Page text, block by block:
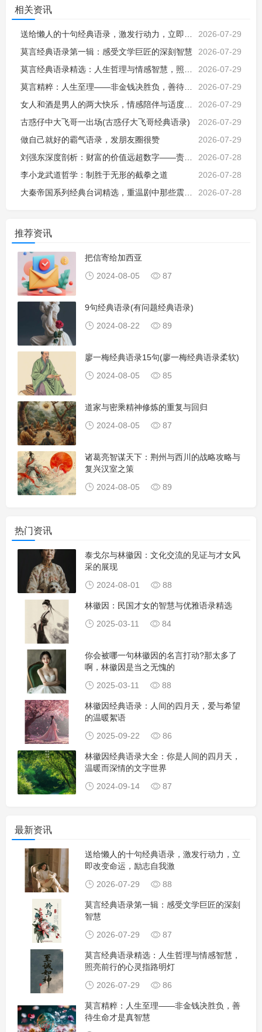
相关资讯
2026-07-29
2026-07-29
莫言经典语录第一辑：感受文学巨匠的深刻智慧
2026-07-29
2026-07-29
2026-07-29
2026-07-29
古惑仔中大飞哥一出场(古惑仔大飞哥经典语录)
2026-07-29
做自己就好的霸气语录，发朋友圈很赞
2026-07-28
2026-07-28
李小龙武道哲学：制胜于无形的截拳之道
2026-07-28
推荐资讯
把信寄给加西亚
2024-08-05
87
9句经典语录(有问题经典语录)
2024-08-22
89
廖一梅经典语录15句(廖一梅经典语录柔软)
2024-08-05
85
道家与密乘精神修炼的重复与回归
2024-08-05
87
诸葛亮智谋天下：荆州与西川的战略攻略与
复兴汉室之策
2024-08-05
89
热门资讯
泰戈尔与林徽因：文化交流的见证与才女风
采的展现
2024-08-01
88
林徽因：民国才女的智慧与优雅语录精选
2025-03-11
84
你会被哪一句林徽因的名言打动?那太多了
啊，林徽因是当之无愧的
2025-03-11
88
林徽因经典语录：人间的四月天，爱与希望
的温暖絮语
2025-09-22
86
林徽因经典语录大全：你是人间的四月天，
温暖而深情的文字世界
2024-09-14
87
最新资讯
送给懒人的十句经典语录，激发行动力，立
即改变命运，励志自我激
2026-07-29
88
莫言经典语录第一辑：感受文学巨匠的深刻
智慧
2026-07-29
87
莫言经典语录精选：人生哲理与情感智慧，
照亮前行的心灵指路明灯
2026-07-29
86
莫言精粹：人生至理——非金钱决胜负，善
待生命才是真智慧